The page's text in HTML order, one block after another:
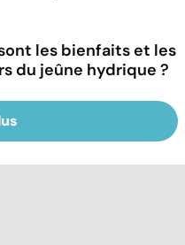
les bienfaits et les
du jeûne hydrique ?